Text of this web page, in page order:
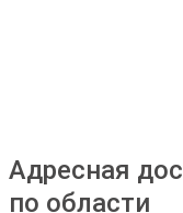
Адресная
по области